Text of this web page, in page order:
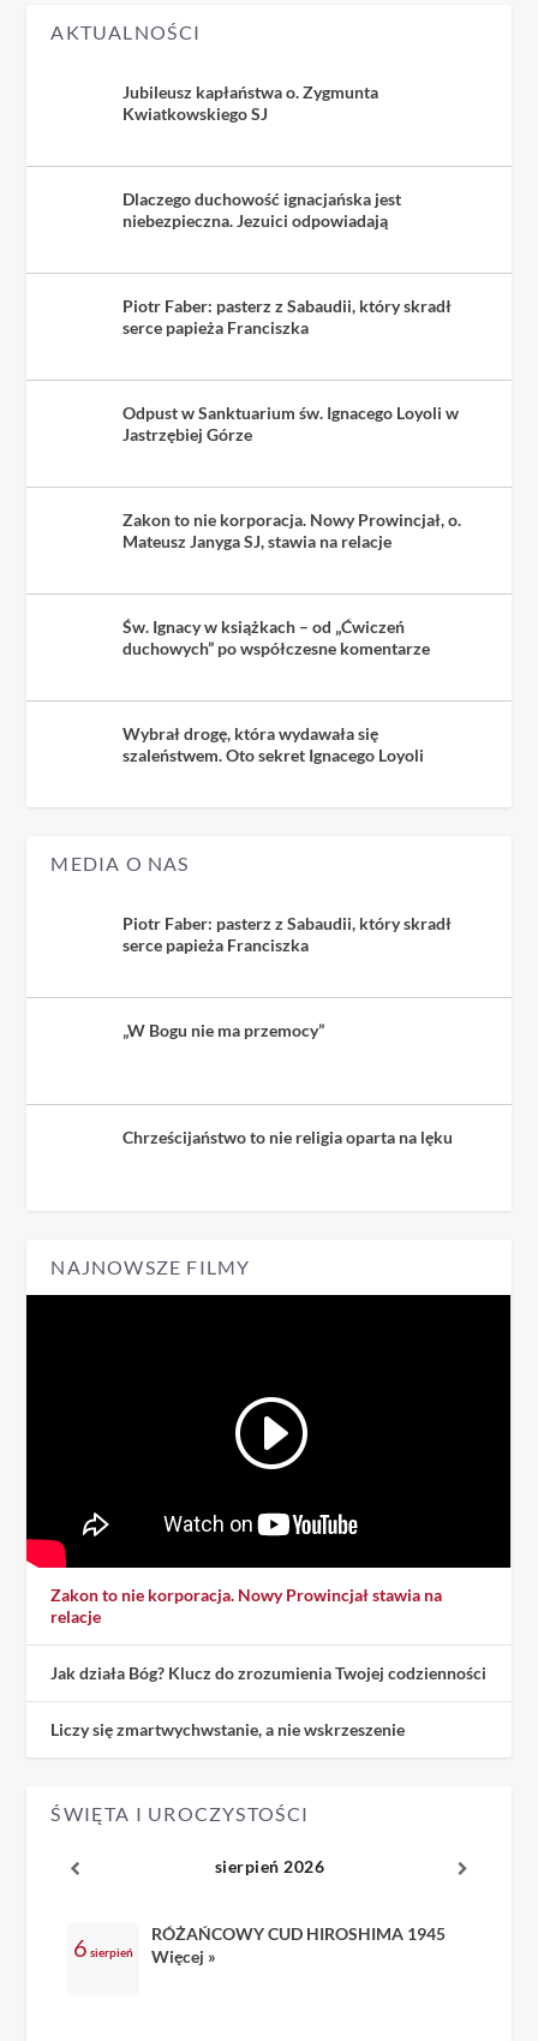
AKTUALNOŚCI
Jubileusz kapłaństwa o. Zygmunta
Kwiatkowskiego SJ
Dlaczego duchowość ignacjańska jest
niebezpieczna. Jezuici odpowiadają
Piotr Faber: pasterz z Sabaudii, który skradł
serce papieża Franciszka
Odpust w Sanktuarium św. Ignacego Loyoli w
Jastrzębiej Górze
Zakon to nie korporacja. Nowy Prowincjał, o.
Mateusz Janyga SJ, stawia na relacje
Św. Ignacy w książkach – od „Ćwiczeń
duchowych” po współczesne komentarze
Wybrał drogę, która wydawała się
szaleństwem. Oto sekret Ignacego Loyoli
MEDIA O NAS
Piotr Faber: pasterz z Sabaudii, który skradł
serce papieża Franciszka
„W Bogu nie ma przemocy”
Chrześcijaństwo to nie religia oparta na lęku
NAJNOWSZE FILMY
Zakon to nie korporacja. Nowy Prowincjał stawia na
relacje
Jak działa Bóg? Klucz do zrozumienia Twojej codzienności
Liczy się zmartwychwstanie, a nie wskrzeszenie
ŚWIĘTA I UROCZYSTOŚCI
sierpień 2026
6 sierpień
RÓŻAŃCOWY CUD HIROSHIMA 1945
Więcej »